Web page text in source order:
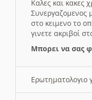
Καλες και κακες
Συνεργαζομενος
στο κειμενο το
γινετε ακριβοί
Μπορει να σας
Ερωτηματολογιο